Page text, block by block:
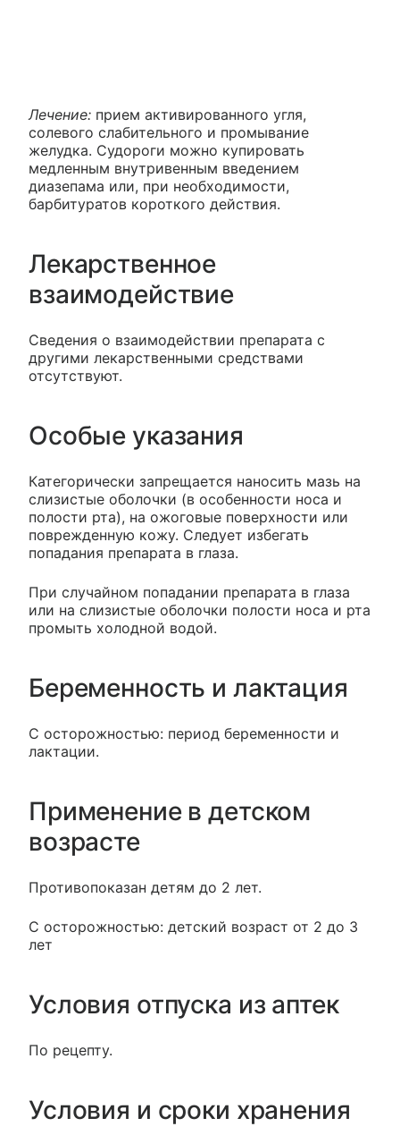
Лечение: прием активированного угля,
солевого слабительного и промывание
желудка. Судороги можно купировать
медленным внутривенным введением
диазепама или, при необходимости,
барбитуратов короткого действия.
Лекарственное
взаимодействие
Сведения о взаимодействии препарата с
другими лекарственными средствами
отсутствуют.
Особые указания
Категорически запрещается наносить мазь на
слизистые оболочки (в особенности носа и
полости рта), на ожоговые поверхности или
поврежденную кожу. Следует избегать
попадания препарата в глаза.
При случайном попадании препарата в глаза
или на слизистые оболочки полости носа и рта
промыть холодной водой.
Беременность и лактация
С осторожностью: период беременности и
лактации.
Применение в детском
возрасте
Противопоказан детям до 2 лет.
С осторожностью: детский возраст от 2 до 3
лет
Условия отпуска из аптек
По рецепту.
Условия и сроки хранения